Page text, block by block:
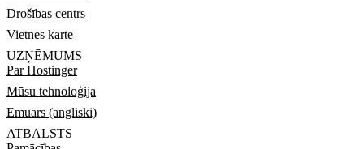
Drošības centrs
Vietnes karte
UZŅĒMUMS
Par Hostinger
Mūsu tehnoloģija
Emuārs (angliski)
ATBALSTS